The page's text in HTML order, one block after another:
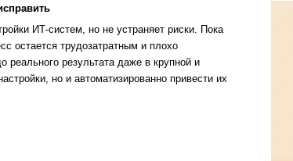
ИТ-систем, но не устраняет риски. Пока
остается трудозатратным и плохо
результата даже в крупной и
но и автоматизированно привести их